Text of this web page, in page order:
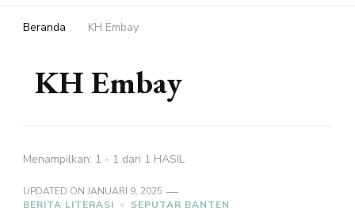
Beranda KH Embay
KH Embay
Menampilkan: 1 - 1 dari 1 HASIL
UPDATED ON JANUARI 9, 2025
BERITA LITERASI
SEPUTAR BANTEN